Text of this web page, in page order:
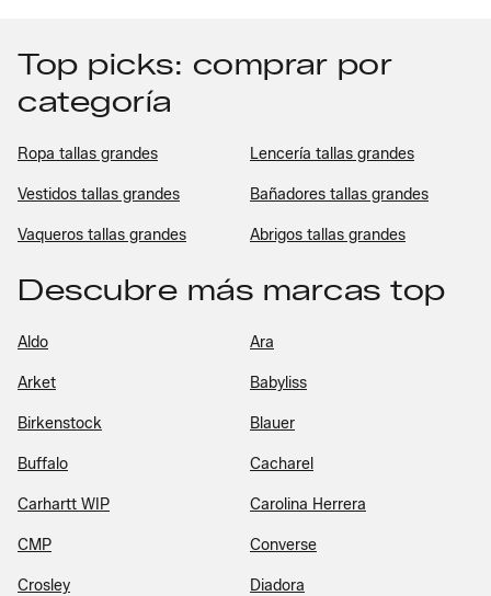
Top picks: comprar por
categoría
Ropa tallas grandes Lencería tallas grandes
Vestidos tallas grandes Bañadores tallas grandes
Vaqueros tallas grandes Abrigos tallas grandes
Descubre más marcas top
Aldo Ara
Arket Babyliss
Birkenstock Blauer
Buffalo Cacharel
Carhartt WIP Carolina Herrera
CMP Converse
Crosley Diadora